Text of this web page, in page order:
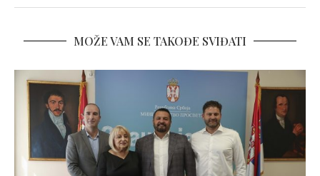
MOŽE VAM SE TAKOĐE SVIĐATI